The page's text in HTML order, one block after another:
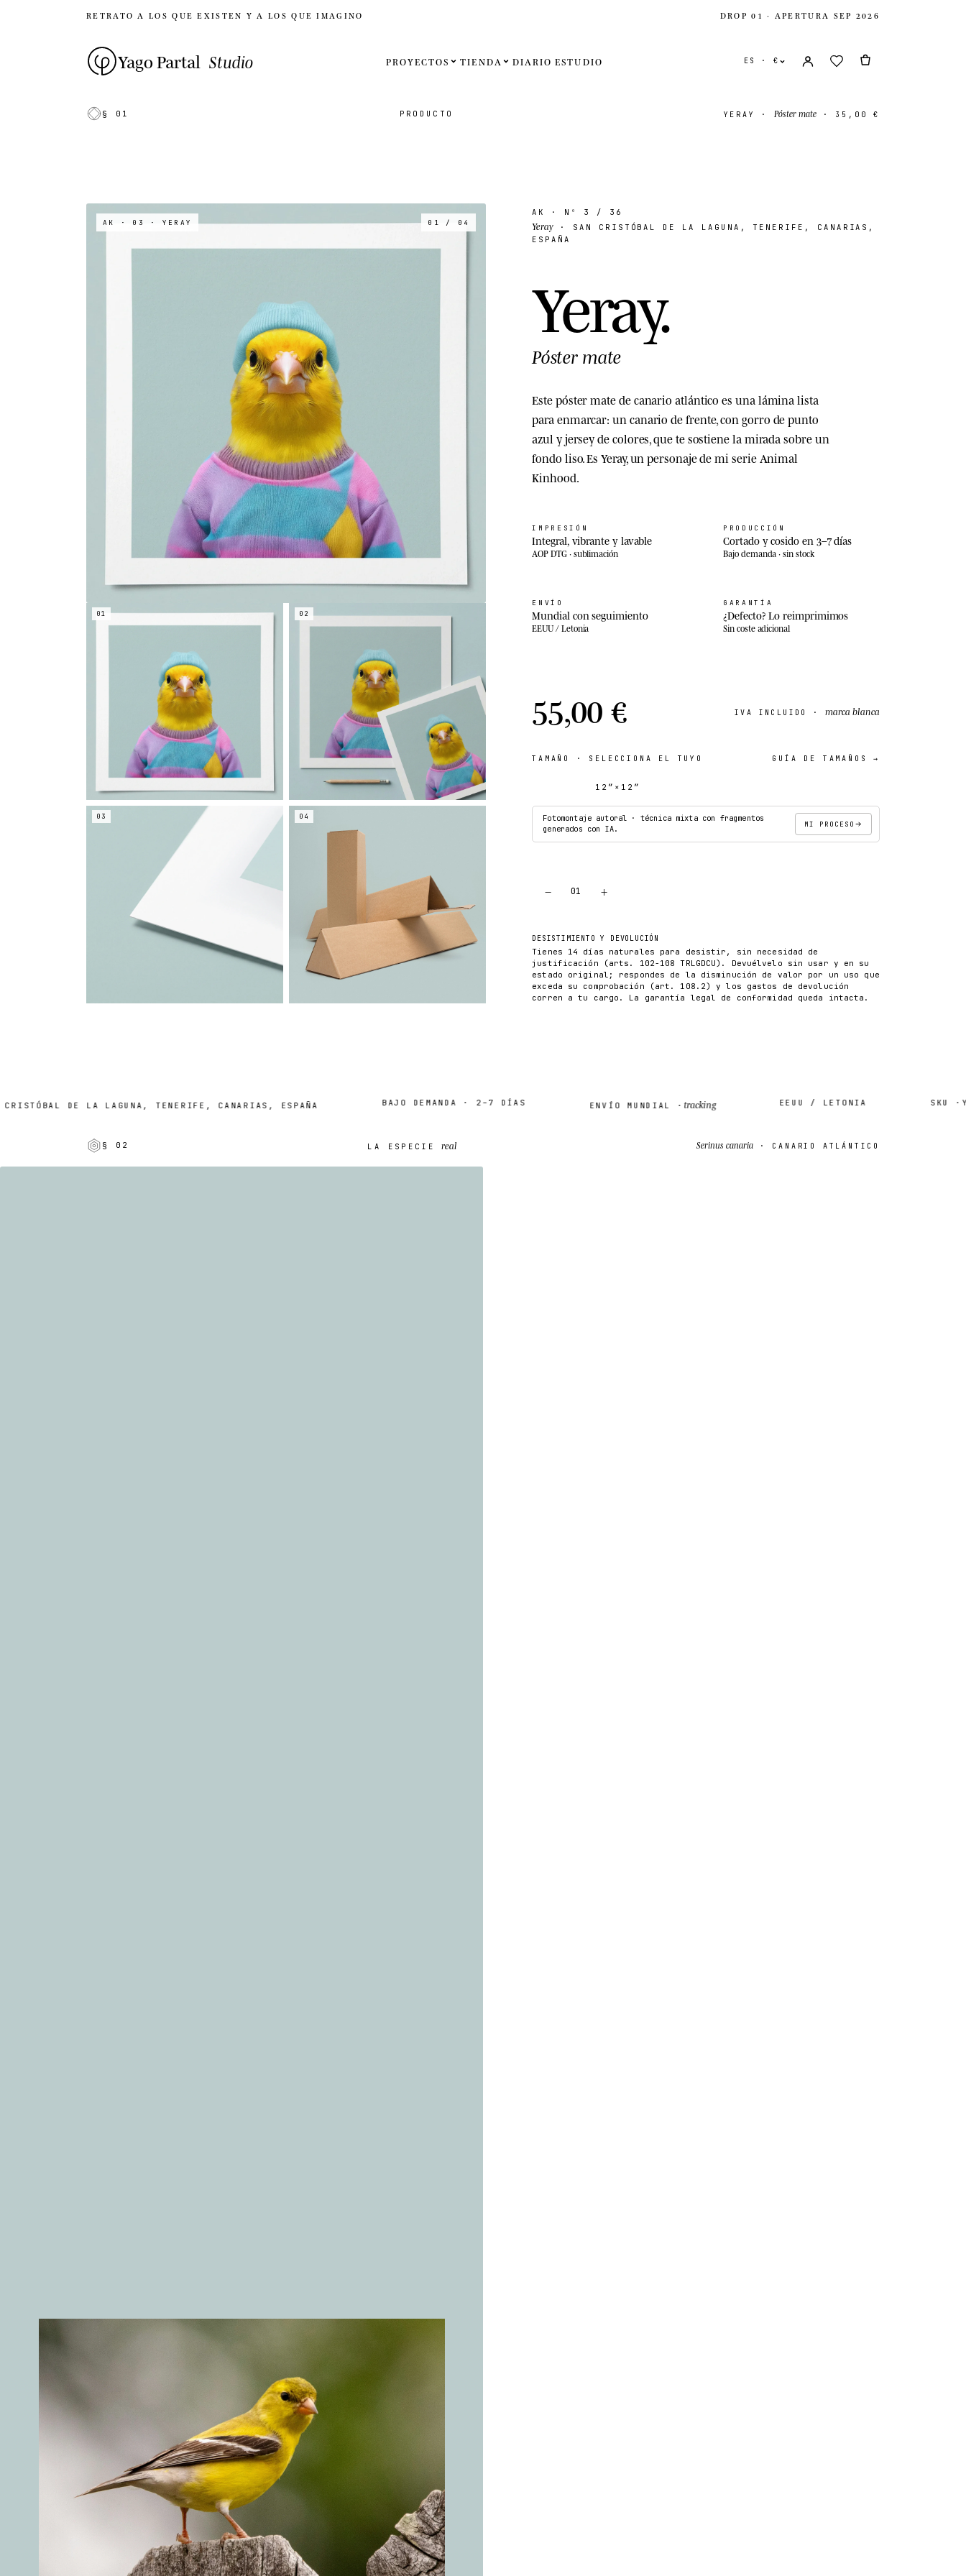
RETRATO A LOS QUE EXISTEN Y A LOS QUE IMAGINO DROP 01 · APERTURA SEP 2026
Yago Partal Studio PROYECTOS TIENDA DIARIO ESTUDIO ES · €
Estados Unidos
§ 01 PRODUCTO YERAY · Póster mate· 35,00 €
AK · 03 · YERAY 01 / 04
01 02
03 04
AK · Nº 3 / 36
Yeray · SAN CRISTÓBAL DE LA LAGUNA, TENERIFE, CANARIAS,
ESPAÑA
Yeray.
Póster mate
Este póster mate de canario atlántico es una lámina lista
para enmarcar: un canario de frente, con gorro de punto
azul y jersey de colores, que te sostiene la mirada sobre un
fondo liso. Es Yeray, un personaje de mi serie Animal
Kinhood.
IMPRESIÓN
Integral, vibrante y lavable
AOP DTG · sublimación
PRODUCCIÓN
Cortado y cosido en 3–7 días
Bajo demanda · sin stock
ENVÍO
Mundial con seguimiento
EEUU / Letonia
GARANTÍA
¿Defecto? Lo reimprimimos
Sin coste adicional
55,00 € IVA INCLUIDO · marca blanca
TAMAÑO · SELECCIONA EL TUYO GUÍA DE TAMAÑOS →
12″×12″
Fotomontaje autoral · técnica mixta con fragmentos
generados con IA.
MI PROCESO
− 01 +
DESISTIMIENTO Y DEVOLUCIÓN
Tienes 14 días naturales para desistir, sin necesidad de
justificación (arts. 102-108 TRLGDCU). Devuélvelo sin usar y en su
estado original; respondes de la disminución de valor por un uso que
exceda su comprobación (art. 108.2) y los gastos de devolución
corren a tu cargo. La garantía legal de conformidad queda intacta.
DE LA LAGUNA, TENERIFE, CANARIAS, ESPAÑA BAJO DEMANDA · 2–7 DÍAS ENVÍO MUNDIAL ·tracking EEUU / LETONIA SKU ·
§ 02 LA ESPECIEreal Serinus canaria · CANARIO ATLÁNTICO